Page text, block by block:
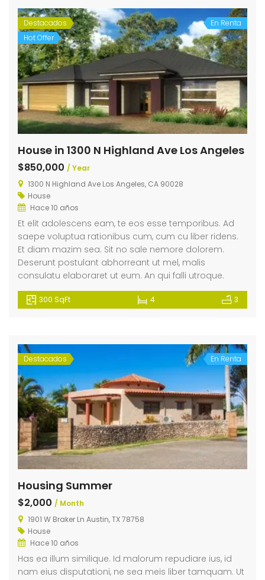
Destacados
Hot Offer
En Renta
House in 1300 N Highland Ave Los Angeles
$850,000 / Year
1300 N Highland Ave Los Angeles, CA 90028
House
Hace 10 años
Et elit adolescens eam, te eos esse temporibus. Ad
saepe voluptua rationibus cum, cum cu liber ridens.
Et diam mazim sea. Sit no sale nemore dolorem.
Deserunt postulant abhorreant ut mel, malis
consulatu elaboraret ut eum. An qui falli utroque.
300 SqFt 4 3
Destacados En Renta
Housing Summer
$2,000 / Month
1901 W Braker Ln Austin, TX 78758
House
Hace 10 años
Has ea illum similique. Id malorum repudiare ius, id
nam eius disputationi, ne sea meis liber tamquam. Ut